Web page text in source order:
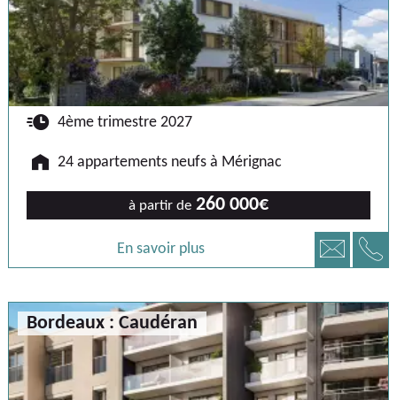
🕐 4ème trimestre 2027
🏠 24 appartements neufs à Mérignac
à partir de 260 000€
En savoir plus 📧 📞
Bordeaux : Caudéran